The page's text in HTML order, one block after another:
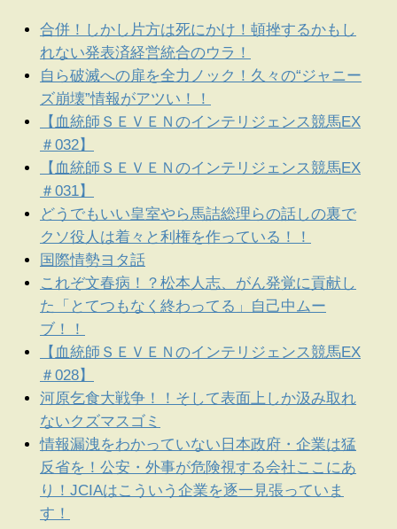
合併！しかし片方は死にかけ！頓挫するかもし
れない発表済経営統合のウラ！
自ら破滅への扉を全力ノック！久々の“ジャニー
ズ崩壊”情報がアツい！！
【血統師ＳＥＶＥＮのインテリジェンス競馬EX
＃032】
【血統師ＳＥＶＥＮのインテリジェンス競馬EX
＃031】
どうでもいい皇室やら馬詰総理らの話しの裏で
クソ役人は着々と利権を作っている！！
国際情勢ヨタ話
これぞ文春病！？松本人志、がん発覚に貢献し
た「とてつもなく終わってる」自己中ムー
ブ！！
【血統師ＳＥＶＥＮのインテリジェンス競馬EX
＃028】
河原乞食大戦争！！そして表面上しか汲み取れ
ないクズマスゴミ
情報漏洩をわかっていない日本政府・企業は猛
反省を！公安・外事が危険視する会社ここにあ
り！JCIAはこういう企業を逐一見張っていま
す！